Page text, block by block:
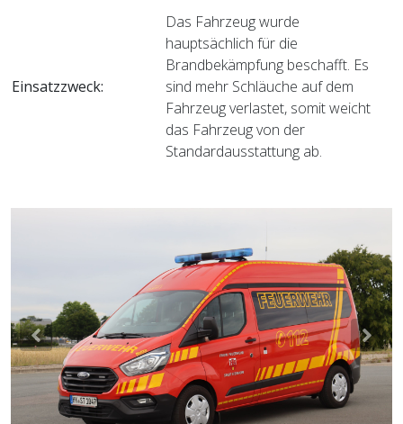
Einsatzzweck:
Das Fahrzeug wurde
hauptsächlich für die
Brandbekämpfung beschafft. Es
sind mehr Schläuche auf dem
Fahrzeug verlastet, somit weicht
das Fahrzeug von der
Standardausstattung ab.
Previous